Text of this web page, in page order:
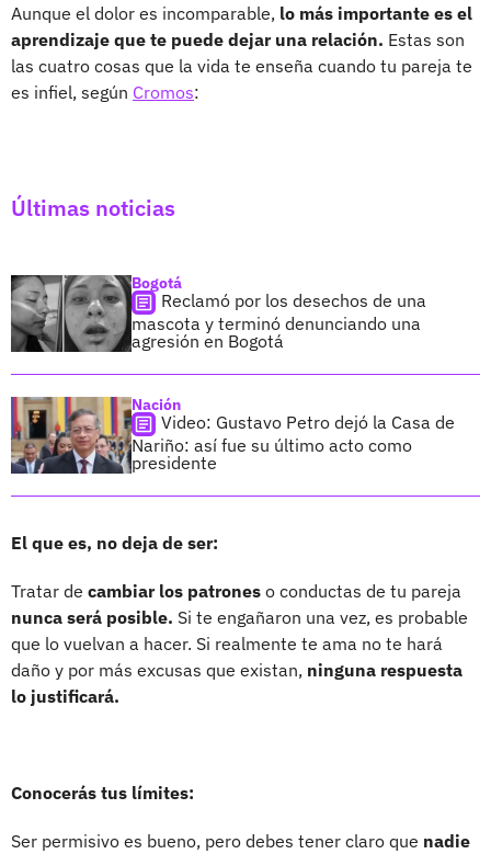
Aunque el dolor es incomparable, lo más importante es el
aprendizaje que te puede dejar una relación. Estas son
las cuatro cosas que la vida te enseña cuando tu pareja te
es infiel, según Cromos:
Últimas noticias
Bogotá
Reclamó por los desechos de una
mascota y terminó denunciando una
agresión en Bogotá
Nación
Video: Gustavo Petro dejó la Casa de
Nariño: así fue su último acto como
presidente
El que es, no deja de ser:
Tratar de cambiar los patrones o conductas de tu pareja
nunca será posible. Si te engañaron una vez, es probable
que lo vuelvan a hacer. Si realmente te ama no te hará
daño y por más excusas que existan, ninguna respuesta
lo justificará.
Conocerás tus límites:
Ser permisivo es bueno, pero debes tener claro que nadie